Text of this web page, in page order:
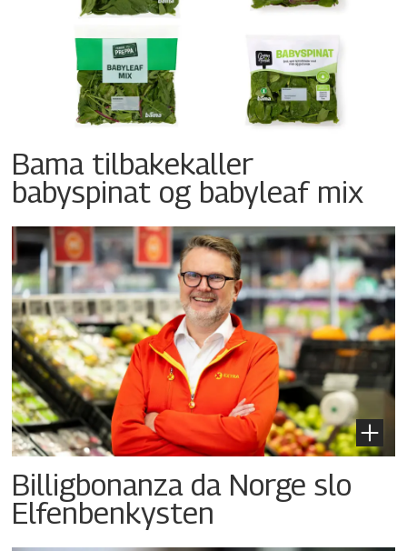
Bama tilbakekaller
babyspinat og babyleaf mix
Billigbonanza da Norge slo
Elfenbenkysten